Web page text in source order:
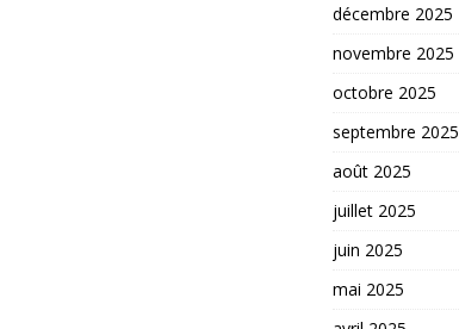
décembre 2025
novembre 2025
octobre 2025
septembre 2025
août 2025
juillet 2025
juin 2025
mai 2025